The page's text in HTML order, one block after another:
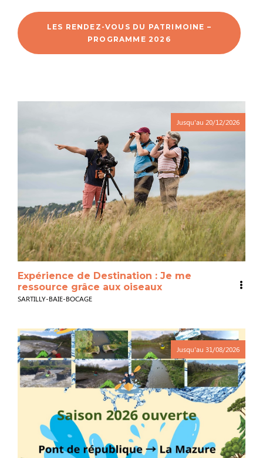
LES RENDEZ-VOUS DU PATRIMOINE –
PROGRAMME 2026
Jusqu'au 20/12/2026
Expérience de Destination : Je me
ressource grâce aux oiseaux
SARTILLY-BAIE-BOCAGE
Jusqu'au 31/08/2026